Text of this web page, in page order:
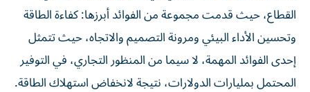
القطاع، حيث قدمت مجموعة من الفوائد أبرزها: كفاءة الطاقة
وتحسين الأداء البيئي ومرونة التصميم والاتجاه، حيث تتمثل
إحدى الفوائد المهمة، لا سيما من المنظور التجاري، في التوفير
المحتمل بمليارات الدولارات، نتيجة لانخفاض استهلاك الطاقة.